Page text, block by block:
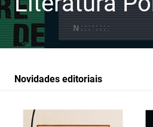
Novidades editoriais